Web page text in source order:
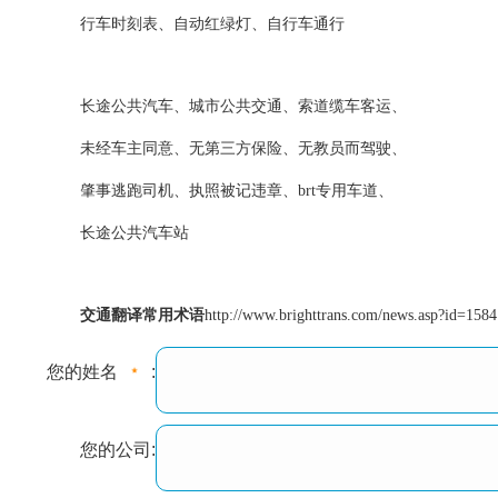
行车时刻表、自动红绿灯、自行车通行
长途公共汽车、城市公共交通、索道缆车客运、
未经车主同意、无第三方保险、无教员而驾驶、
肇事逃跑司机、执照被记违章、brt专用车道、
长途公共汽车站
交通翻译常用术语http://www.brighttrans.com/news.asp?id=1584
您的姓名 :
您的公司: